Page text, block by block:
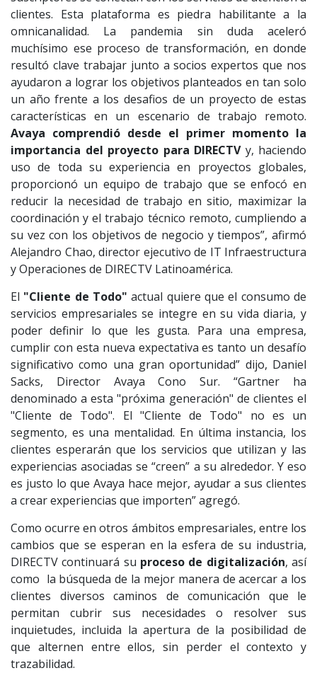
clientes. Esta plataforma es piedra habilitante a la
omnicanalidad. La pandemia sin duda aceleró
muchísimo ese proceso de transformación, en donde
resultó clave trabajar junto a socios expertos que nos
ayudaron a lograr los objetivos planteados en tan solo
un año frente a los desafios de un proyecto de estas
características en un escenario de trabajo remoto.
Avaya comprendió desde el primer momento la
importancia del proyecto para DIRECTVy, haciendo
uso de toda su experiencia en proyectos globales,
proporcionó un equipo de trabajo que se enfocó en
reducir la necesidad de trabajo en sitio, maximizar la
coordinación y el trabajo técnico remoto, cumpliendo a
su vez con los objetivos de negocio y tiempos”, afirmó
Alejandro Chao, director ejecutivo de IT Infraestructura
y Operaciones de DIRECTV Latinoamérica.
El "Cliente de Todo" actual quiere que el consumo de
servicios empresariales se integre en su vida diaria, y
poder definir lo que les gusta. Para una empresa,
cumplir con esta nueva expectativa es tanto un desafío
significativo como una gran oportunidad” dijo, Daniel
Sacks, Director Avaya Cono Sur. “Gartner ha
denominado a esta "próxima generación" de clientes el
"Cliente de Todo". El "Cliente de Todo" no es un
segmento, es una mentalidad. En última instancia, los
clientes esperarán que los servicios que utilizan y las
experiencias asociadas se “creen” a su alrededor. Y eso
es justo lo que Avaya hace mejor, ayudar a sus clientes
a crear experiencias que importen” agregó.
Como ocurre en otros ámbitos empresariales, entre los
cambios que se esperan en la esfera de su industria,
DIRECTV continuará su proceso de digitalización, así
como la búsqueda de la mejor manera de acercar a los
clientes diversos caminos de comunicación que le
permitan cubrir sus necesidades o resolver sus
inquietudes, incluida la apertura de la posibilidad de
que alternen entre ellos, sin perder el contexto y
trazabilidad.